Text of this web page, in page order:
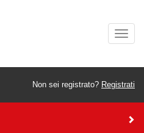
Non sei registrato? Registrati